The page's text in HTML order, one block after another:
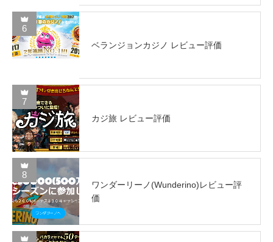
6
ベランジョンカジノ レビュー評価
7
カジ旅 レビュー評価
8
ワンダーリーノ(Wunderino)レビュー評
価